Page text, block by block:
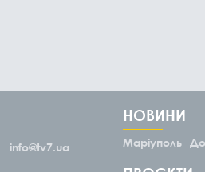
info@tv7.ua
НОВИНИ
Маріуполь